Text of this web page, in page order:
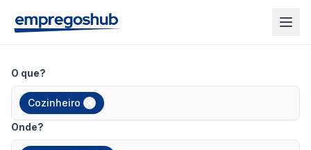
O que?
Cozinheiro
Onde?